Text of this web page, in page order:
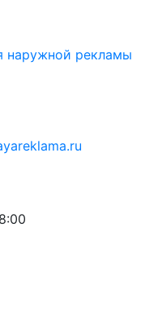
наружной рекламы